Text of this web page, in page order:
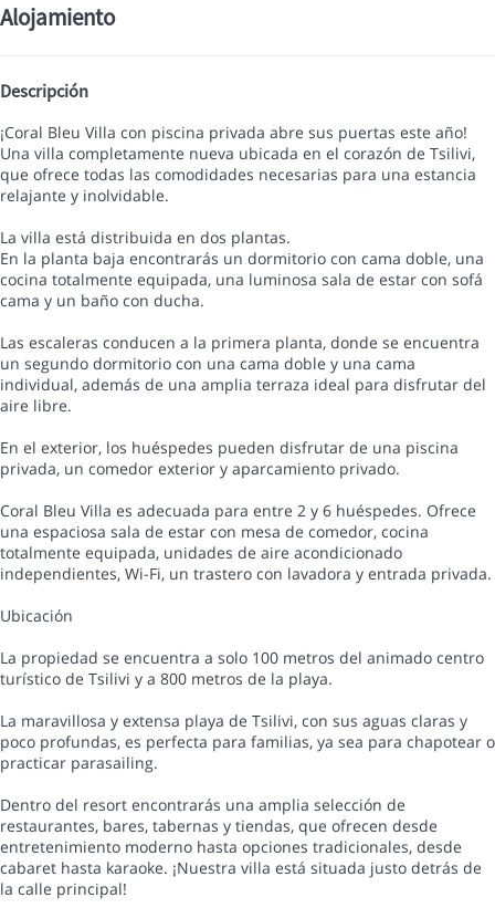
Alojamiento
Descripción
¡Coral Bleu Villa con piscina privada abre sus puertas este año!
Una villa completamente nueva ubicada en el corazón de Tsilivi,
que ofrece todas las comodidades necesarias para una estancia
relajante y inolvidable.
La villa está distribuida en dos plantas.
En la planta baja encontrarás un dormitorio con cama doble, una
cocina totalmente equipada, una luminosa sala de estar con sofá
cama y un baño con ducha.
Las escaleras conducen a la primera planta, donde se encuentra
un segundo dormitorio con una cama doble y una cama
individual, además de una amplia terraza ideal para disfrutar del
aire libre.
En el exterior, los huéspedes pueden disfrutar de una piscina
privada, un comedor exterior y aparcamiento privado.
Coral Bleu Villa es adecuada para entre 2 y 6 huéspedes. Ofrece
una espaciosa sala de estar con mesa de comedor, cocina
totalmente equipada, unidades de aire acondicionado
independientes, Wi-Fi, un trastero con lavadora y entrada privada.
Ubicación
La propiedad se encuentra a solo 100 metros del animado centro
turístico de Tsilivi y a 800 metros de la playa.
La maravillosa y extensa playa de Tsilivi, con sus aguas claras y
poco profundas, es perfecta para familias, ya sea para chapotear o
practicar parasailing.
Dentro del resort encontrarás una amplia selección de
restaurantes, bares, tabernas y tiendas, que ofrecen desde
entretenimiento moderno hasta opciones tradicionales, desde
cabaret hasta karaoke. ¡Nuestra villa está situada justo detrás de
la calle principal!